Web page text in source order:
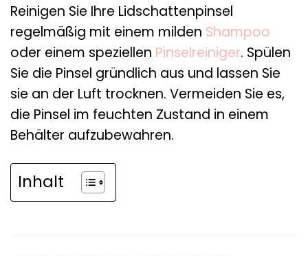
Reinigen Sie Ihre Lidschattenpinsel
regelmäßig mit einem milden Shampoo
oder einem speziellen Pinselreiniger. Spülen
Sie die Pinsel gründlich aus und lassen Sie
sie an der Luft trocknen. Vermeiden Sie es,
die Pinsel im feuchten Zustand in einem
Behälter aufzubewahren.
Inhalt